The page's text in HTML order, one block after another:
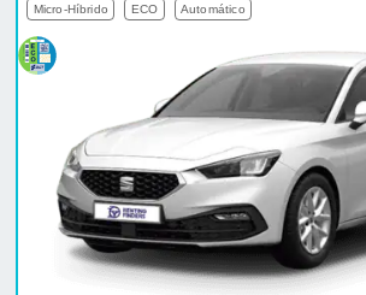
Micro-Híbrido ECO Automático